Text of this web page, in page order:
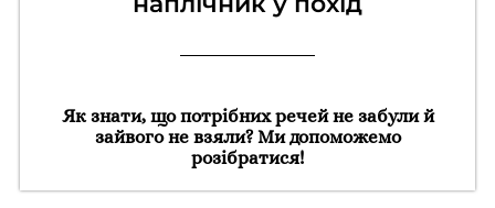
Як знати, що потрібних речей не забули й
зайвого не взяли? Ми допоможемо
розібратися!